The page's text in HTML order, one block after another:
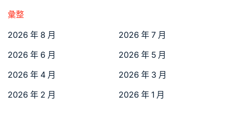
彙整
2026 年 8 月
2026 年 7 月
2026 年 6 月
2026 年 5 月
2026 年 4 月
2026 年 3 月
2026 年 2 月
2026 年 1 月